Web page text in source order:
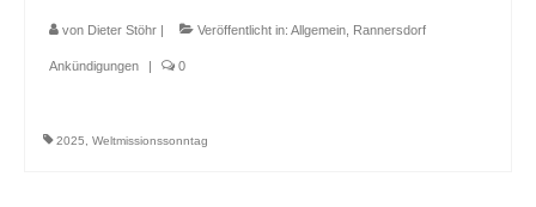
von Dieter Stöhr | Veröffentlicht in: Allgemein Rannersdorf
Ankündigungen | 0
2025 Weltmissionssonntag